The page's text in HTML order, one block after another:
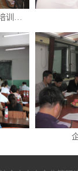
2026年黑龙江哈尔滨企业培训（内训）课程表